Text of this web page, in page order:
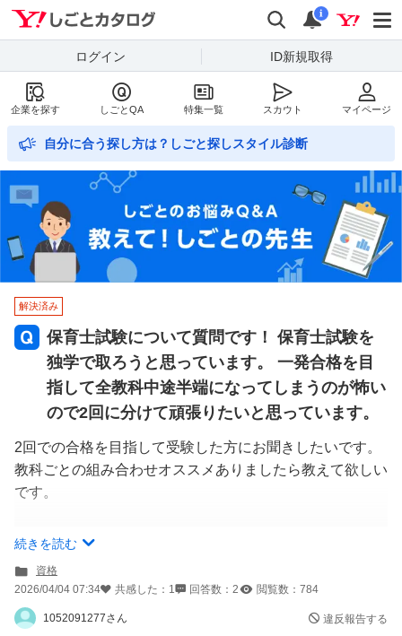
Yahoo!しごとカタログ
検索
通知
i
ログイン ID新規取得
企業を探す しごとQA 特集一覧 スカウト マイページ
自分に合う探し方は？しごと探しスタイル診断
解決済み
保育士試験について質問です！ 保育士試験を
独学で取ろうと思っています。 一発合格を目
指して全教科中途半端になってしまうのが怖い
ので2回に分けて頑張りたいと思っています。
2回での合格を目指して受験した方にお聞きしたいです。
教科ごとの組み合わせオススメありましたら教えて欲しい
です。
私的には、2026年後期
保育原理
子どもの保健
子どもの食と栄養
続きを読む
資格
2026/04/04 07:34
共感した： 1 回答数： 2 閲覧数： 784
1052091277さん 違反報告する